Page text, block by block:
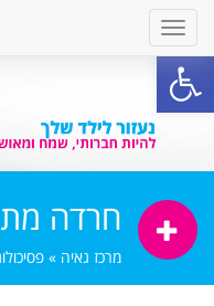
פתח סרגל נגישות
חרדה
מרכז גאיה »